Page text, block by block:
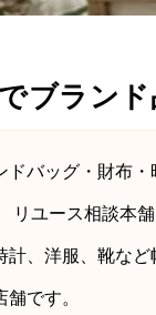
ブラン
ドバッグ・財布
リユース相談本舗
計、洋服、靴な
です。